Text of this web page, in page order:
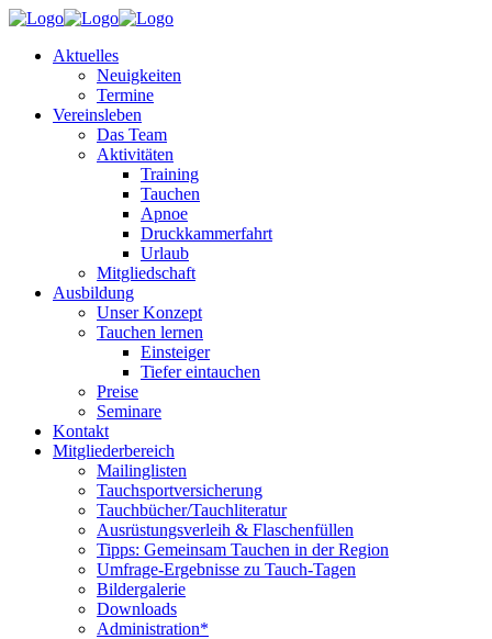
Aktuelles
Neuigkeiten
Termine
Vereinsleben
Das Team
Aktivitäten
Training
Tauchen
Apnoe
Druckkammerfahrt
Urlaub
Mitgliedschaft
Ausbildung
Unser Konzept
Tauchen lernen
Einsteiger
Tiefer eintauchen
Preise
Seminare
Kontakt
Mitgliederbereich
Mailinglisten
Tauchsportversicherung
Tauchbücher/Tauchliteratur
Ausrüstungsverleih & Flaschenfüllen
Tipps: Gemeinsam Tauchen in der Region
Umfrage-Ergebnisse zu Tauch-Tagen
Bildergalerie
Downloads
Administration*